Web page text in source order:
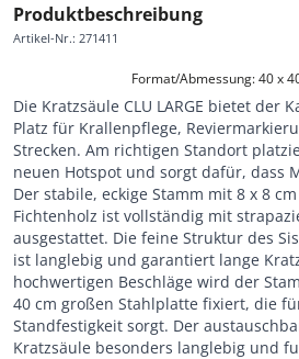
Produktbeschreibung
Artikel-Nr.: 271411
Format/Abmessung: 40 x
Die Kratzsäule CLU LARGE bietet der
Platz für Krallenpflege,
Strecken. Am richtigen Standort
neuen Hotspot und sorgt dafür, dass
Der stabile, eckige Stamm mit 8 x 8
Fichtenholz ist vollständig mit
ausgestattet. Die feine Struktur des
ist langlebig und garantiert lange
hochwertigen Beschläge wird der
40 cm großen Stahlplatte fixiert, die
Standfestigkeit sorgt. Der
Kratzsäule besonders langlebig und